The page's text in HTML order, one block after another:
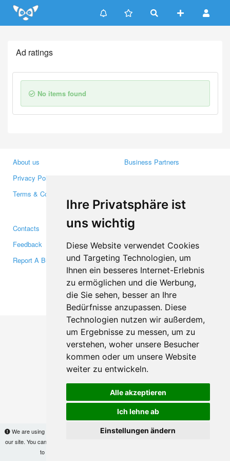
Ihre Privatsphäre ist
uns wichtig
Diese Website verwendet Cookies
und Targeting Technologien, um
Ihnen ein besseres Internet-Erlebnis
zu ermöglichen und die Werbung,
die Sie sehen, besser an Ihre
Bedürfnisse anzupassen. Diese
Technologien nutzen wir außerdem,
um Ergebnisse zu messen, um zu
verstehen, woher unsere Besucher
kommen oder um unsere Website
weiter zu entwickeln.
Alle akzeptieren
Ich lehne ab
Einstellungen ändern
Update cookies preferences
We are using cookies to provide statistics that help us give you the best experience of
our site. You can find out more
to use the site without changes, you are agreeing to it.
Ad ratings
No items found
About us
Privacy Policy
Terms & Conditions
Business Partners
Media
Contacts
Feedback
Report A Bug
Facebook
Twitter
YouTube
Google+
Makis© Copyright 2026